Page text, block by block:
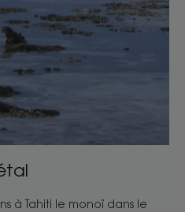
à Tahiti le monoï dans le